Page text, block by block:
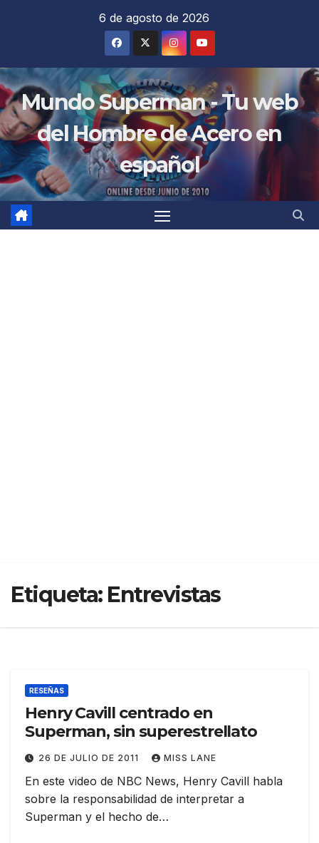
6 de agosto de 2026
Mundo Superman - Tu web
del Hombre de Acero en
español
Etiqueta: Entrevistas
RESEÑAS
Henry Cavill centrado en
Superman, sin superestrellato
26 DE JULIO DE 2011 MISS LANE
En este video de NBC News, Henry Cavill habla
sobre la responsabilidad de interpretar a
Superman y el hecho de…